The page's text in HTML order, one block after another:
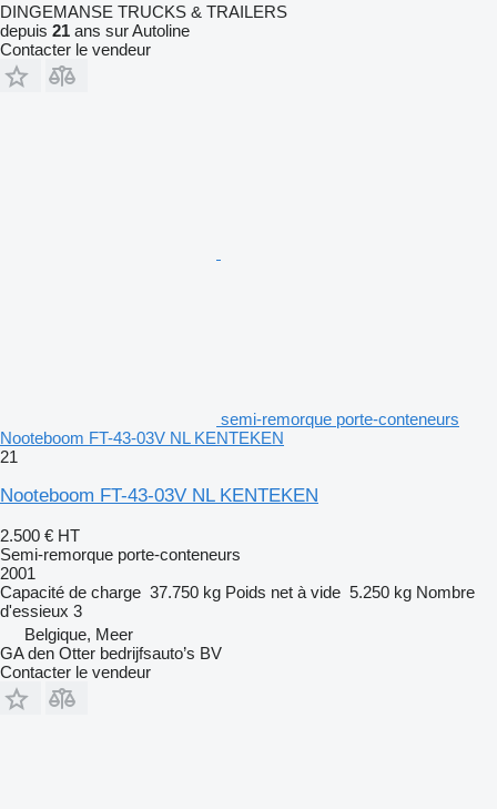
DINGEMANSE TRUCKS & TRAILERS
depuis 21 ans sur Autoline
Contacter le vendeur
semi-remorque porte-conteneurs
Nooteboom FT-43-03V NL KENTEKEN
21
Nooteboom FT-43-03V NL KENTEKEN
2.500 € HT
Semi-remorque porte-conteneurs
2001
Capacité de charge 37.750 kg Poids net à vide 5.250 kg Nombre
d'essieux 3
Belgique, Meer
GA den Otter bedrijfsauto’s BV
Contacter le vendeur